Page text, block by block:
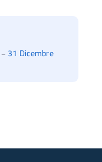
– 31 Dicembre